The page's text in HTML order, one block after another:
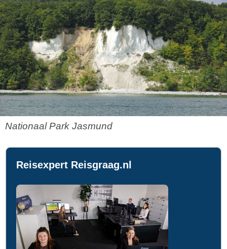
Nationaal Park Jasmund
Reisexpert Reisgraag.nl